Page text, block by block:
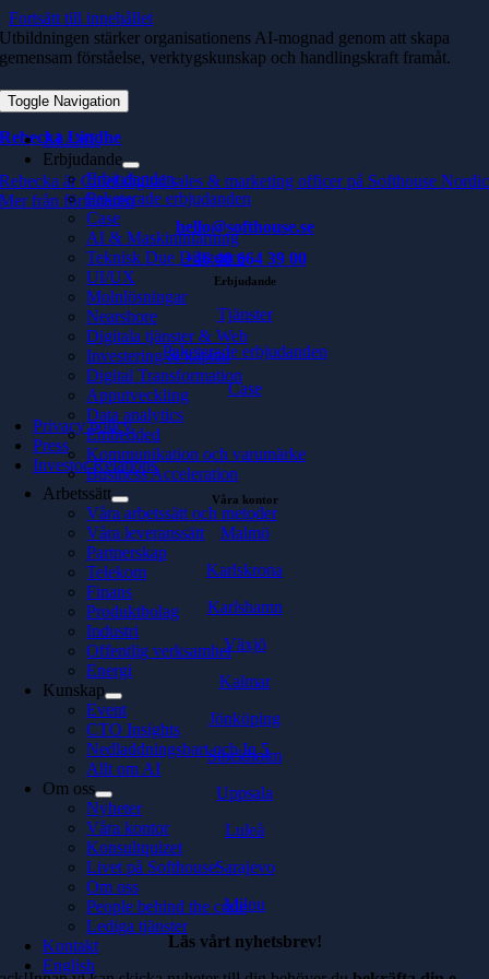
Fortsätt till innehållet
Toggle Navigation
AI / ML
Erbjudande
Erbjudanden
Paketerade erbjudanden
Case
AI & Maskininlärning
Teknisk Due Diligence
UI/UX
Molnlösningar
Nearshore
Digitala tjänster & Web
Investering & kapital
Digital Transformation
Apputveckling
Data analytics
Embedded
Kommunikation och varumärke
Business Acceleration
Arbetssätt
Våra arbetssätt och metoder
Våra leveranssätt
Partnerskap
Telekom
Finans
Produktbolag
Industri
Offentlig verksamhet
Energi
Kunskap
Event
CTO Insights
Nedladdningsbart och In 5
Allt om AI
Om oss
Nyheter
Våra kontor
Konsultquizet
Livet på Softhouse
Om oss
People behind the code
Lediga tjänster
Kontakt
English
Utbildningen stärker organisationens AI-mognad genom att skapa
gemensam förståelse, verktygskunskap och handlingskraft framåt.
Rebecka Lindhe
Rebecka är Chief digital sales & marketing officer på Softhouse Nordic
Mer från författaren
hello@softhouse.se
+46 40 664 39 00
Erbjudande
Tjänster
Paketerade erbjudanden
Case
Privacy policy
Press
Investor Relations
Våra kontor
Malmö
Karlskrona
Karlshamn
Växjö
Kalmar
Jönköping
Stockholm
Uppsala
Luleå
Sarajevo
Milou
Läs vårt nyhetsbrev!